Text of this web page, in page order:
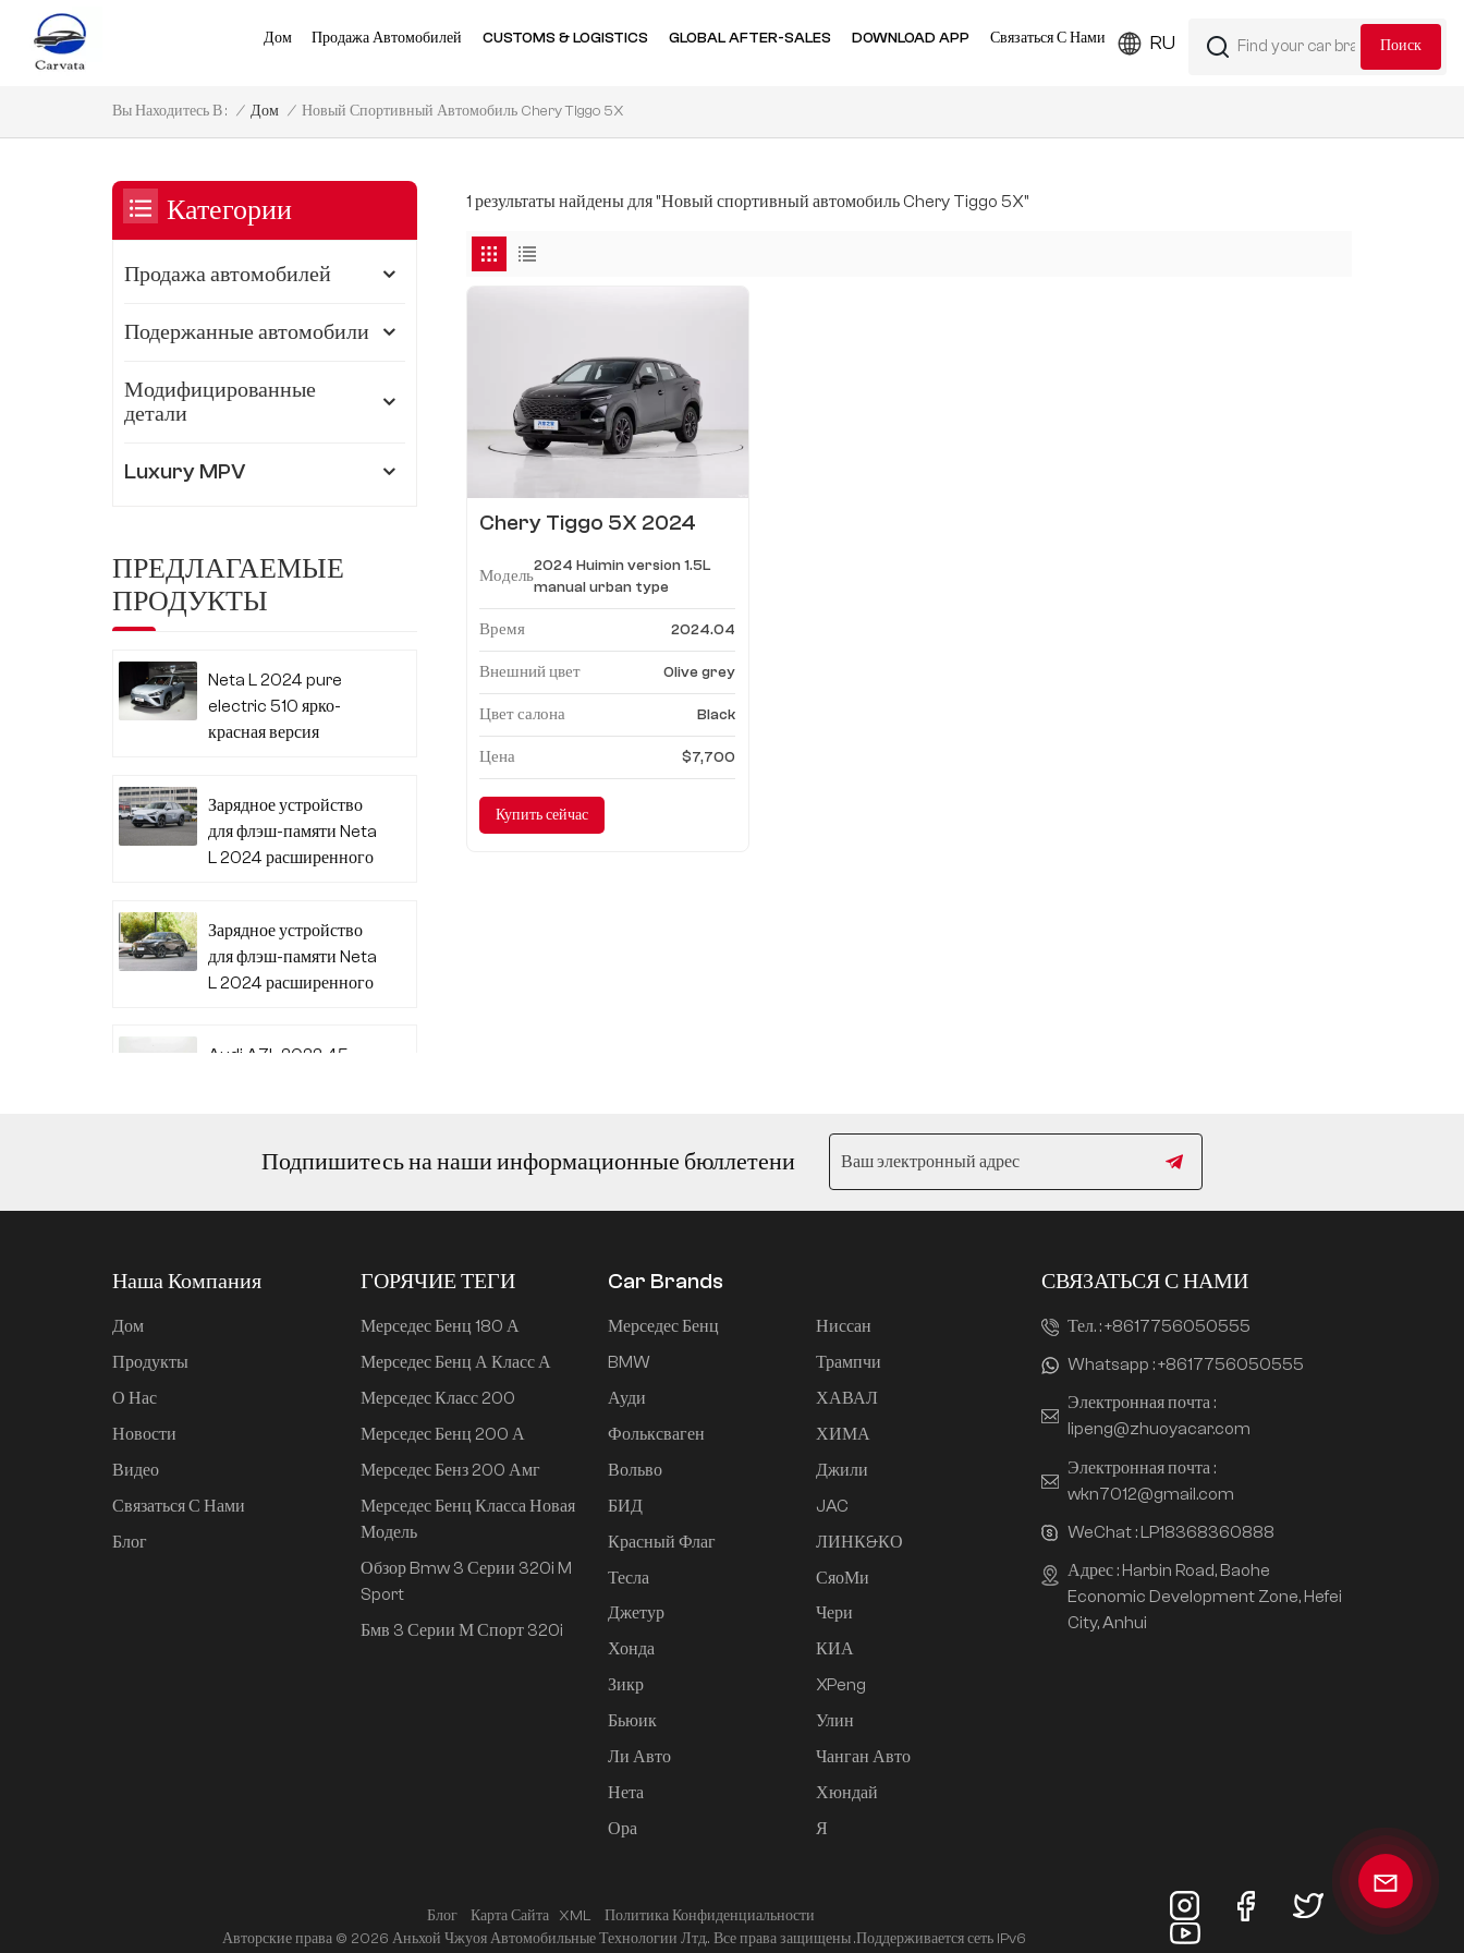
RU
Дом Продажа Автомобилей CUSTOMS & LOGISTICS GLOBAL AFTER-SALES DOWNLOAD APP Связаться С Нами
Вы Находитесь В : / Дом / Новый Спортивный Автомобиль Chery Tiggo 5X
1 результаты найдены для "Новый спортивный автомобиль Chery Tiggo 5X"
Chery Tiggo 5X 2024
механика городского типа
Модель
2024 Huimin version 1.5L
manual urban type
Время 2024.04
Внешний цвет Olive grey
Цвет салона Black
Цена $7,700
Купить сейчас
Категории
Продажа автомобилей
Подержанные автомобили
Модифицированные
детали
Luxury MPV
ПРЕДЛАГАЕМЫЕ
ПРОДУКТЫ
Neta L 2024 pure
electric 510 ярко-
красная версия
Зарядное устройство
для флэш-памяти Neta
L 2024 расширенного
Зарядное устройство
для флэш-памяти Neta
L 2024 расширенного
Audi A7L 2022 45
Ли Авто L6 2024
Макс.
Ли Авто L6 2024 Про
дальнобойная версия
для умного вождения
Mi SU7 2024, 830 км,
Подпишитесь на наши информационные бюллетени
Наша Компания
Дом
Продукты
О Нас
Новости
Видео
Связаться С Нами
Блог
ГОРЯЧИЕ ТЕГИ
Мерседес Бенц 180 А
Мерседес Бенц А Класс А
Мерседес Класс 200
Мерседес Бенц 200 А
Мерседес Бенз 200 Амг
Мерседес Бенц Класса Новая
Модель
Обзор Bmw 3 Серии 320i M
Sport
Бмв 3 Серии М Спорт 320i
Car Brands
Мерседес Бенц
BMW
Ауди
Фольксваген
Вольво
БИД
Красный Флаг
Тесла
Джетур
Хонда
Зикр
Бьюик
Ли Авто
Нета
Ора
Ниссан
Трампчи
ХАВАЛ
ХИМА
Джили
JAC
ЛИНК&КО
СяоМи
Чери
КИА
XPeng
Улин
Чанган Авто
Хюндай
Я
СВЯЗАТЬСЯ С НАМИ
Тел. :+8617756050555
Whatsapp :+8617756050555
Электронная почта :
lipeng@zhuoyacar.com
Электронная почта :
wkn7012@gmail.com
WeChat : LP18368360888
Адрес : Harbin Road, Baohe
Economic Development Zone, Hefei
City, Anhui
Блог Карта Сайта XML
Политика Конфиденциальности
Авторские права © 2026 Аньхой Чжуоя Автомобильные Технологии Лтд.. Все права защищены .Поддерживается сеть IPv6